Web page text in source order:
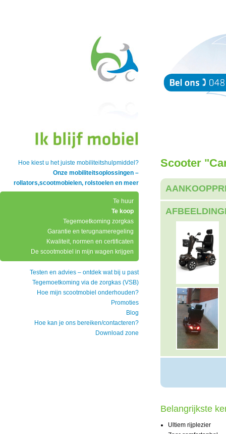
Hoe kiest u het juiste mobiliteitshulpmiddel?
Onze mobiliteitsoplossingen –
rollators,scootmobielen, rolstoelen en meer
Te huur
Te koop
Tegemoetkoming zorgkas
Garantie en terugnameregeling
Kwaliteit, normen en certificaten
De scootmobiel in mijn wagen krijgen
Testen en advies – ontdek wat bij u past
Tegemoetkoming via de zorgkas (VSB)
Hoe mijn scootmobiel onderhouden?
Promoties
Blog
Hoe kan je ons bereiken/contacteren?
Download zone
Scooter
Belangrijkste
Ultiem rijplezier